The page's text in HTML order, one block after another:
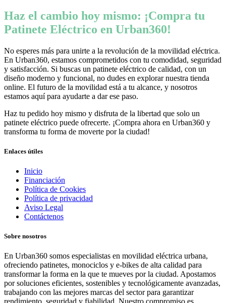
Haz el cambio hoy mismo: ¡Compra tu
Patinete Eléctrico en Urban360!
No esperes más para unirte a la revolución de la movilidad eléctrica.
En Urban360, estamos comprometidos con tu comodidad, seguridad
y satisfacción. Si buscas un patinete eléctrico de calidad, con un
diseño moderno y funcional, no dudes en explorar nuestra tienda
online. El futuro de la movilidad está a tu alcance, y nosotros
estamos aquí para ayudarte a dar ese paso.
Haz tu pedido hoy mismo y disfruta de la libertad que solo un
patinete eléctrico puede ofrecerte. ¡Compra ahora en Urban360 y
transforma tu forma de moverte por la ciudad!
Enlaces útiles
Inicio
Financiación
Política de Cookies
Política de privacidad
Aviso Legal
Contáctenos
Sobre nosotros
En Urban360 somos especialistas en movilidad eléctrica urbana,
ofreciendo patinetes, monociclos y e-bikes de alta calidad para
transformar la forma en la que te mueves por la ciudad. Apostamos
por soluciones eficientes, sostenibles y tecnológicamente avanzadas,
trabajando con las mejores marcas del sector para garantizar